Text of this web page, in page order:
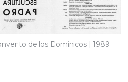
de los Dominicos | 1989